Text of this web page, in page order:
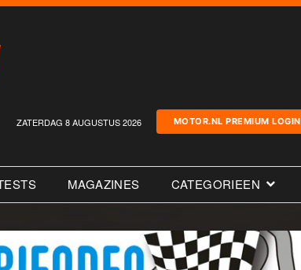
ZATERDAG 8 AUGUSTUS 2026 MOTOR.NL PREMIUM LOGIN
MAGAZINES CATEGORIEEN